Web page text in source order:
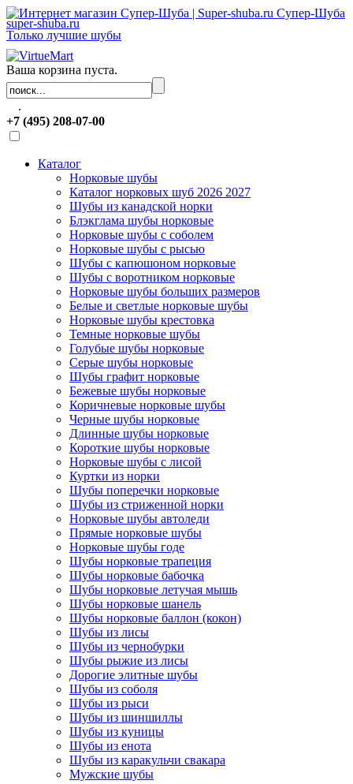
Супер-Шуба
super-shuba.ru
Только лучшие шубы
Ваша корзина пуста.
.
+7 (495) 208-07-00
Каталог
Норковые шубы
Каталог норковых шуб 2026 2027
Шубы из канадской норки
Блэкглама шубы норковые
Норковые шубы с соболем
Норковые шубы с рысью
Шубы с капюшоном норковые
Шубы с воротником норковые
Норковые шубы больших размеров
Белые и светлые норковые шубы
Норковые шубы крестовка
Темные норковые шубы
Голубые шубы норковые
Серые шубы норковые
Шубы графит норковые
Бежевые шубы норковые
Коричневые норковые шубы
Черные шубы норковые
Длинные шубы норковые
Короткие шубы норковые
Норковые шубы с лисой
Куртки из норки
Шубы поперечки норковые
Шубы из стриженной норки
Норковые шубы автоледи
Прямые норковые шубы
Норковые шубы годе
Шубы норковые трапеция
Шубы норковые бабочка
Шубы норковые летучая мышь
Шубы норковые шанель
Шубы норковые баллон (кокон)
Шубы из лисы
Шубы из чернобурки
Шубы рыжие из лисы
Дорогие элитные шубы
Шубы из соболя
Шубы из рыси
Шубы из шиншиллы
Шубы из куницы
Шубы из енота
Шубы из каракульчи свакара
Мужские шубы